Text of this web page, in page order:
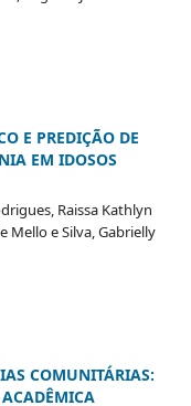
E PREDIÇÃO DE
EM IDOSOS
Raissa Kathlyn
Mello e Silva, Gabrielly
COMUNITÁRIAS: